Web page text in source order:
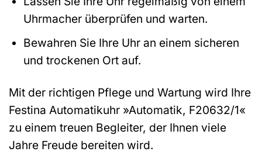
Uhrmacher überprüfen und warten.
Bewahren Sie Ihre Uhr an einem sicheren
und trockenen Ort auf.
Mit der richtigen Pflege und Wartung wird Ihre
Festina Automatikuhr »Automatik, F20632/1«
zu einem treuen Begleiter, der Ihnen viele
Jahre Freude bereiten wird.